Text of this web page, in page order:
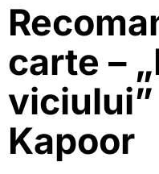
carte –
Kapoor